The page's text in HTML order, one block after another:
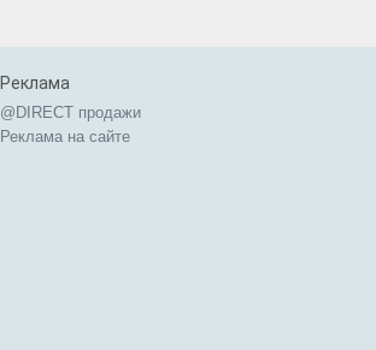
Реклама
@DIRECT продажи
Реклама на сайте